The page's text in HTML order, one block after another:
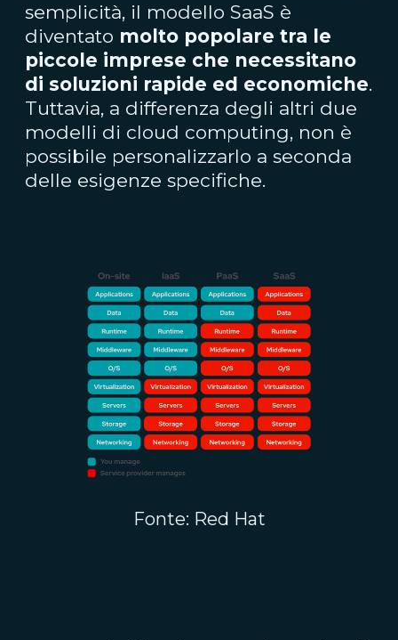
semplicità, il modello SaaS è
diventato molto popolare tra le
piccole imprese che necessitano
di soluzioni rapide ed economiche.
Tuttavia, a differenza degli altri due
modelli di cloud computing, non è
possibile personalizzarlo a seconda
delle esigenze specifiche.
Fonte: Red Hat